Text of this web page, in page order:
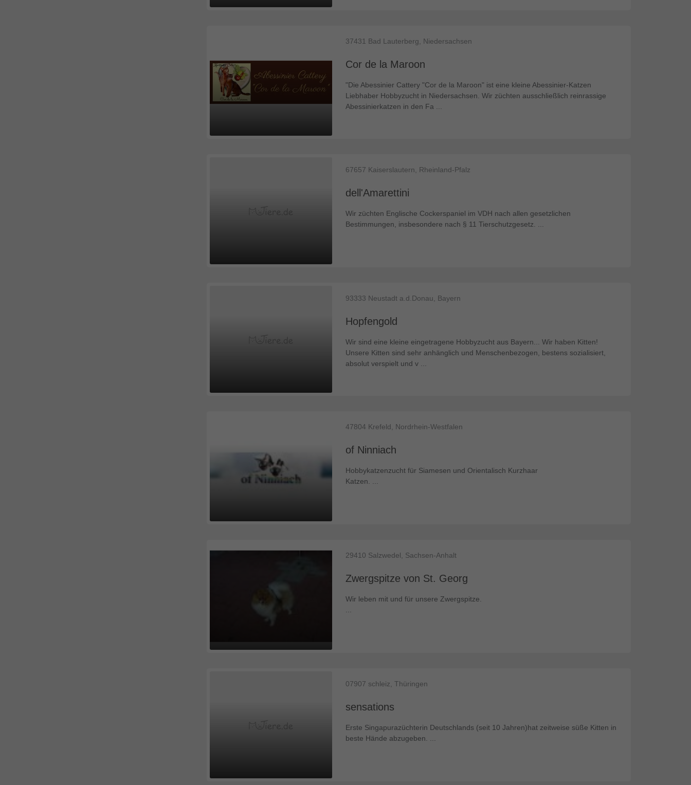
Cor de la Maroon
37431 Bad Lauterberg, Niedersachsen
"Die Abessinier Cattery "Cor de la Maroon" ist eine kleine Abessinier-Katzen
Liebhaber Hobbyzucht in Niedersachsen. Wir züchten ausschließlich reinrassige
Abessinierkatzen in den Fa ...
dell'Amarettini
67657 Kaiserslautern, Rheinland-Pfalz
Wir züchten Englische Cockerspaniel im VDH nach allen gesetzlichen
Bestimmungen, insbesondere nach § 11 Tierschutzgesetz. ...
Hopfengold
93333 Neustadt a.d.Donau, Bayern
Wir sind eine kleine eingetragene Hobbyzucht aus Bayern... Wir haben Kitten!
Unsere Kitten sind sehr anhänglich und Menschenbezogen, bestens sozialisiert,
absolut verspielt und v ...
of Ninniach
47804 Krefeld, Nordrhein-Westfalen
Hobbykatzenzucht für Siamesen und Orientalisch Kurzhaar
Katzen. ...
Zwergspitze von St. Georg
29410 Salzwedel, Sachsen-Anhalt
Wir leben mit und für unsere Zwergspitze.
sensations
07907 schleiz, Thüringen
Erste Singapurazüchterin Deutschlands (seit 10 Jahren)hat zeitweise süße Kitten in
beste Hände abzugeben. ...